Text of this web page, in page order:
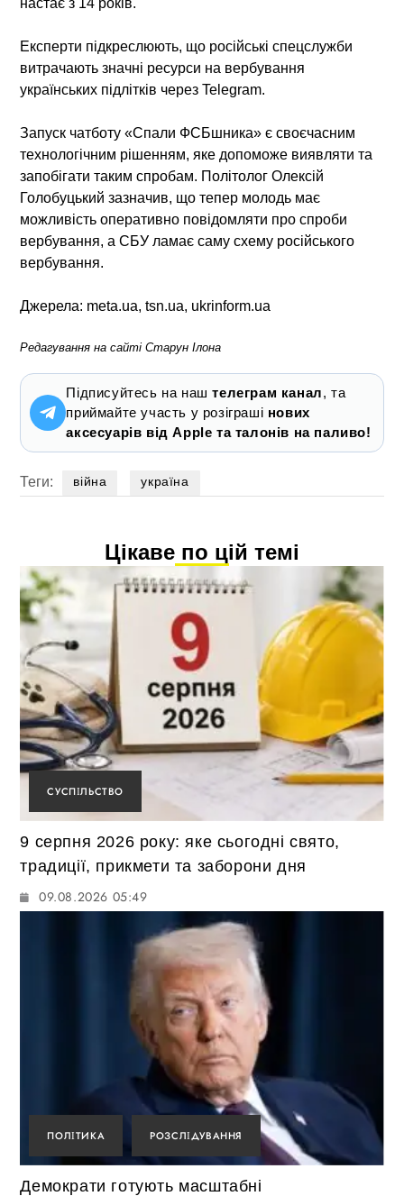
настає з 14 років.
Експерти підкреслюють, що російські спецслужби
витрачають значні ресурси на вербування
українських підлітків через Telegram.
Запуск чатботу «Спали ФСБшника» є своєчасним
технологічним рішенням, яке допоможе виявляти та
запобігати таким спробам. Політолог Олексій
Голобуцький зазначив, що тепер молодь має
можливість оперативно повідомляти про спроби
вербування, а СБУ ламає саму схему російського
вербування.
Джерела: meta.ua, tsn.ua, ukrinform.ua
Редагування на сайті Старун Ілона
Підписуйтесь на наштелеграм канал, та
приймайте участь у розіграші нових
аксесуарів від Apple та талонів на паливо!
Теги: війна україна
Цікаве по цій темі
СУСПІЛЬСТВО
9 серпня 2026 року: яке сьогодні свято,
традиції, прикмети та заборони дня
09.08.2026 05:49
ПОЛІТИКА РОЗСЛІДУВАННЯ
Демократи готують масштабні